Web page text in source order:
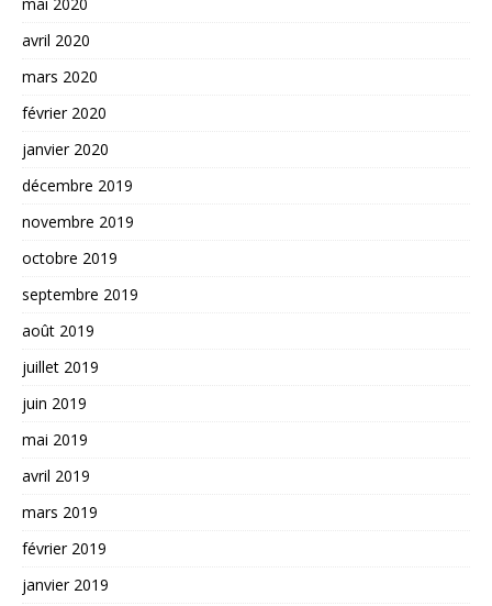
avril 2020
mars 2020
février 2020
janvier 2020
décembre 2019
novembre 2019
octobre 2019
septembre 2019
août 2019
juillet 2019
juin 2019
mai 2019
avril 2019
mars 2019
février 2019
janvier 2019